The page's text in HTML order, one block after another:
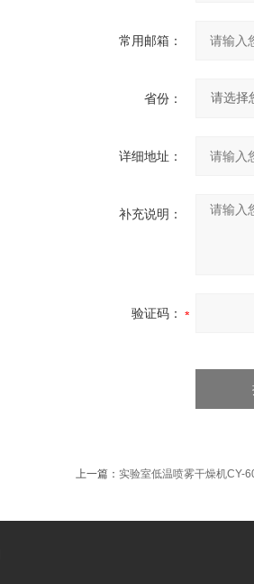
常用邮箱：
省份：
详细地址：
补充说明：
验证码：
上一篇： 实验室低温喷雾干燥机CY-